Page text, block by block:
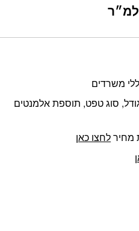
⁦₪118.00⁩
למ״ר
משרדים
סוג טפט, תוספת אלמנטים
מחירלחצו כאן